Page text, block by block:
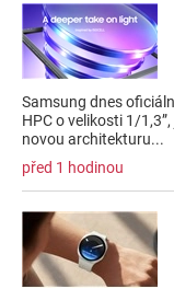
Samsung dnes
HPC o velikosti 1/
novou architekturu...
před 1 hodinou